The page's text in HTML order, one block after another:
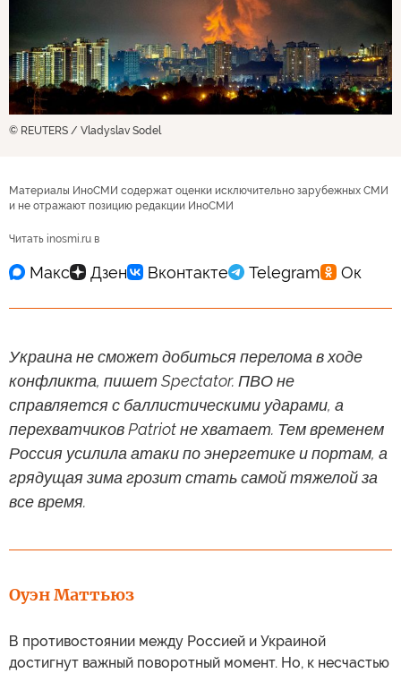
© REUTERS / Vladyslav Sodel
Материалы ИноСМИ содержат оценки исключительно зарубежных СМИ
и не отражают позицию редакции ИноСМИ
Читать inosmi.ru в
Украина не сможет добиться перелома в ходе
конфликта, пишет Spectator. ПВО не
справляется с баллистическими ударами, а
перехватчиков Patriot не хватает. Тем временем
Россия усилила атаки по энергетике и портам, а
грядущая зима грозит стать самой тяжелой за
все время.
Оуэн Маттьюз
В противостоянии между Россией и Украиной
достигнут важный поворотный момент. Но, к несчастью